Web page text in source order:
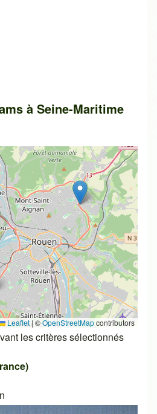
à Seine-Maritime
Leaflet|©OpenStreetMapcontributors
les critères sélectionnés